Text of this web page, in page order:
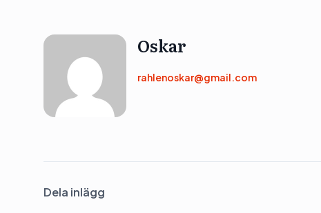
Oskar
rahlenoskar@gmail.com
Dela inlägg